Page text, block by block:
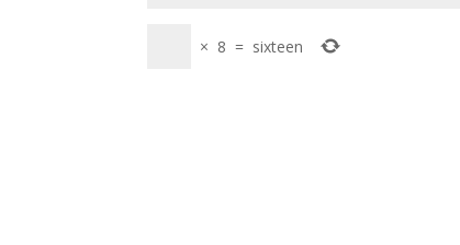
× 8 = sixteen